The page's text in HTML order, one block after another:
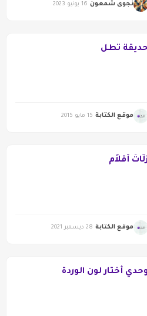
نجوى شمعون 16 يونيو 2023
حديقة تطل
موقع الكتابة 15 مايو 2015
زَلّاتُ أَقْلاَم
موقع الكتابة 28 ديسمبر 2021
وحدي أختار لون الوردة